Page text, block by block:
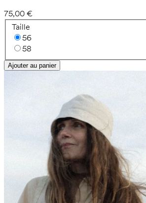
75,00 €
Taille
56
58
Ajouter au panier